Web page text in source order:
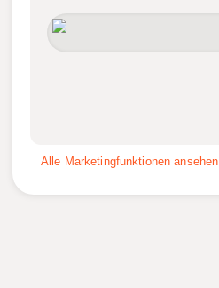
Alle Marketingfunktionen ansehen